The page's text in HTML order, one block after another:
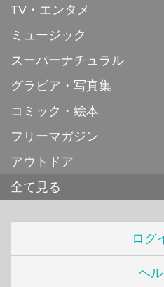
TV・エンタメ
ミュージック
スーパーナチュラル
グラビア・写真集
コミック・絵本
フリーマガジン
アウトドア
全て見る
ログ
ヘ